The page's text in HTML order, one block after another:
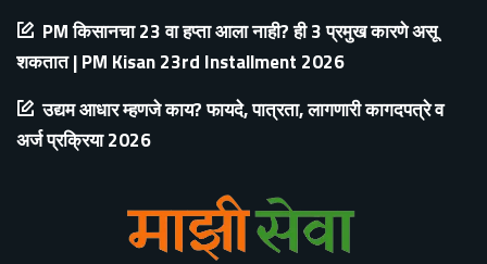
PM किसानचा 23 वा हप्ता आला नाही? ही 3 प्रमुख कारणे असू
शकतात | PM Kisan 23rd Installment 2026
उद्यम आधार म्हणजे काय? फायदे, पात्रता, लागणारी कागदपत्रे व
अर्ज प्रक्रिया 2026